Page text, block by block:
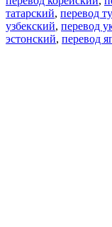
татарский, перевод
узбекский, перевод
эстонский, перевод